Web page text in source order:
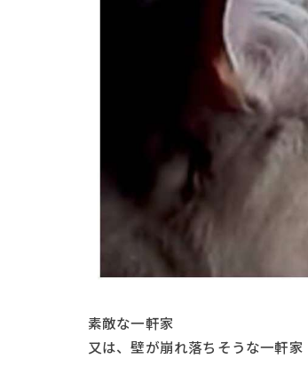
素敵な一軒家
又は、壁が崩れ落ちそうな一軒家